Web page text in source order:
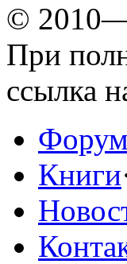
©
При
ссылка
Форум
Книги